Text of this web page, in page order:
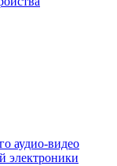
аудио-видео
электроники